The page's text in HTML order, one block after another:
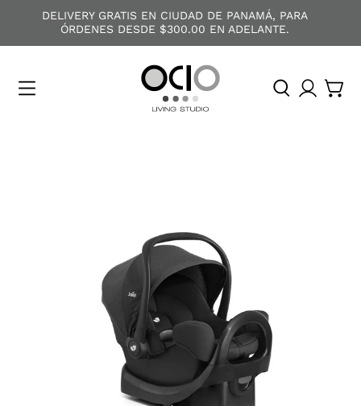
DELIVERY GRATIS EN CIUDAD DE PANAMÁ, PARA
ÓRDENES DESDE $300.00 EN ADELANTE.